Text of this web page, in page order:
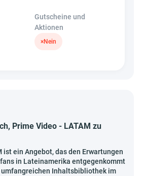
Gutscheine und
Aktionen
×Nein
Prime Video - LATAM zu
ist ein Angebot, das den Erwartungen
in Lateinamerika entgegenkommt
umfangreichen Inhaltsbibliothek im